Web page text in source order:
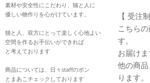
【 受注
こちら
す。
お届け
他の商
ります。
素材や安全性にこだわり、猫と人に
優しい物作りを心がけています。
猫と人、双方にとって楽しく心地よい
空間を作るお手伝いができれば
と考えております
商品については、日々staffのボン
とまあこチェックしております